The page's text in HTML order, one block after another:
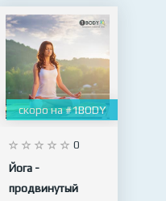
скоро на #1BODY
0
Йога -
продвинутый